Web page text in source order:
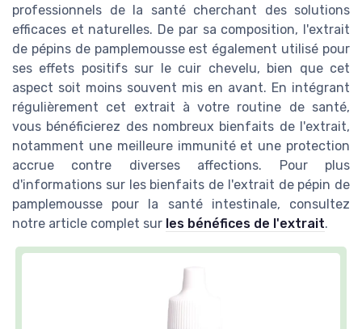
professionnels de la santé cherchant des solutions
efficaces et naturelles. De par sa composition, l'extrait
de pépins de pamplemousse est également utilisé pour
ses effets positifs sur le cuir chevelu, bien que cet
aspect soit moins souvent mis en avant. En intégrant
régulièrement cet extrait à votre routine de santé,
vous bénéficierez des nombreux bienfaits de l'extrait,
notamment une meilleure immunité et une protection
accrue contre diverses affections. Pour plus
d'informations sur les bienfaits de l'extrait de pépin de
pamplemousse pour la santé intestinale, consultez
notre article complet sur les bénéfices de l'extrait.